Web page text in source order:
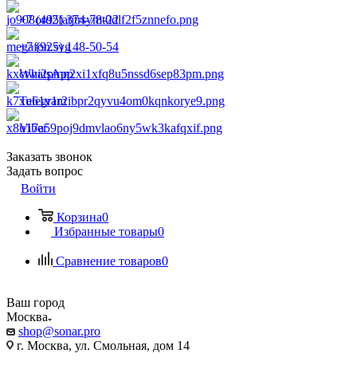
+7 (495) 374-78-22
+7 (925) 148-50-54
WhatsApp
Telegram
Viber
Заказать звонок
Задать вопрос
Войти
Корзина0
Избранные товары0
Сравнение товаров0
Ваш город
Москва
shop@sonar.pro
г. Москва, ул. Смольная, дом 14